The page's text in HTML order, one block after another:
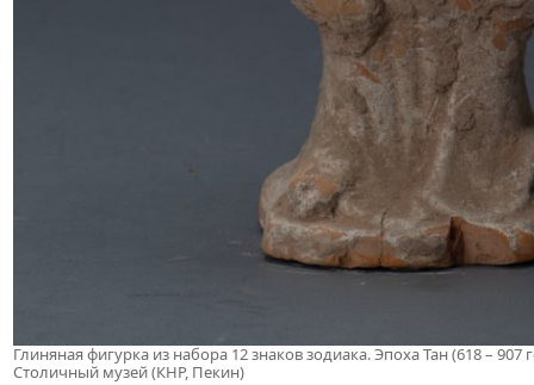
Глиняная фигурка из набора 12 знаков зодиака. Эпоха Тан (618 – 907
Столичный музей (КНР, Пекин)